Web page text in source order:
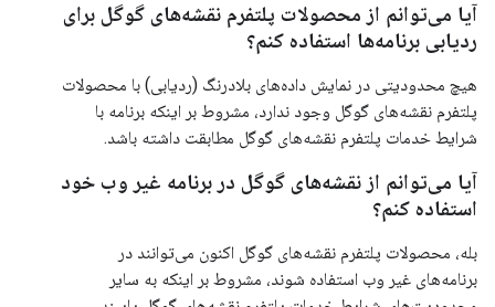
آیا می‌توانم از محصولات پلتفرم نقشه‌های گوگل برای
ردیابی برنامه‌ها استفاده کنم؟
هیچ محدودیتی در نمایش داده‌های بلادرنگ (ردیابی) با محصولات
پلتفرم نقشه‌های گوگل وجود ندارد، مشروط بر اینکه برنامه با
شرایط خدمات پلتفرم نقشه‌های گوگل مطابقت داشته باشد.
آیا می‌توانم از نقشه‌های گوگل در برنامه غیر وب خود
استفاده کنم؟
بله، محصولات پلتفرم نقشه‌های گوگل اکنون می‌توانند در
برنامه‌های غیر وب استفاده شوند، مشروط بر اینکه به سایر